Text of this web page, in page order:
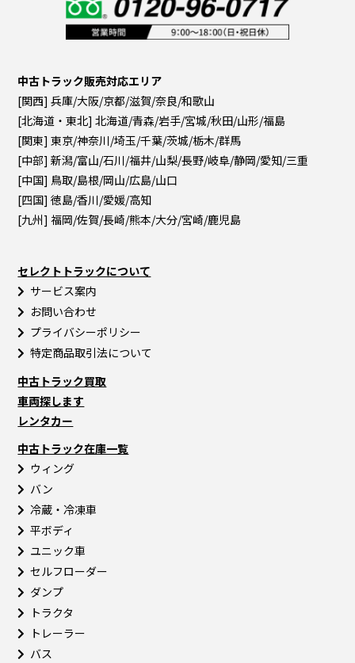
中古トラック販売対応エリア
[関西] 兵庫/大阪/京都/滋賀/奈良/和歌山
[北海道・東北] 北海道/青森/岩手/宮城/秋田/山形/福島
[関東] 東京/神奈川/埼玉/千葉/茨城/栃木/群馬
[中部] 新潟/富山/石川/福井/山梨/長野/岐阜/静岡/愛知/三重
[中国] 鳥取/島根/岡山/広島/山口
[四国] 徳島/香川/愛媛/高知
[九州] 福岡/佐賀/長崎/熊本/大分/宮崎/鹿児島
セレクトトラックについて
サービス案内
お問い合わせ
プライバシーポリシー
特定商品取引法について
中古トラック買取
車両探します
レンタカー
中古トラック在庫一覧
ウィング
バン
冷蔵・冷凍車
平ボディ
ユニック車
セルフローダー
ダンプ
トラクタ
トレーラー
バス